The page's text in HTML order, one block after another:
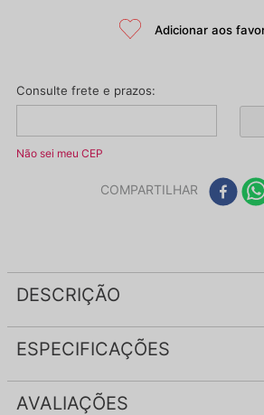
Não sei meu CEP
COMPARTILHAR
DESCRIÇÃO
ESPECIFICAÇÕES
AVALIAÇÕES